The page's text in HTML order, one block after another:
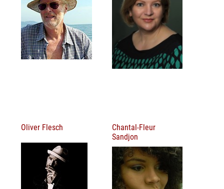
Oliver Flesch
Chantal-Fleur
Sandjon